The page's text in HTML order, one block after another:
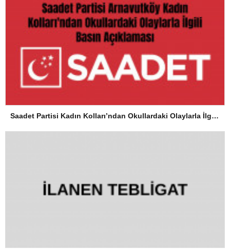
Saadet Partisi Kadın Kolları’ndan Okullardaki Olaylarla İlgili Basın Açıklaması